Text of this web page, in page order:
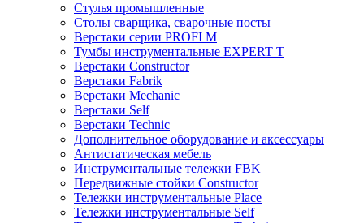
Стулья промышленные
Столы сварщика, сварочные посты
Верстаки серии PROFI M
Тумбы инструментальные EXPERT T
Верстаки Constructor
Верстаки Fabrik
Верстаки Mechanic
Верстаки Self
Верстаки Technic
Дополнительное оборудование и аксессуары
Антистатическая мебель
Инструментальные тележки FBK
Передвижные стойки Constructor
Тележки инструментальные Place
Тележки инструментальные Self